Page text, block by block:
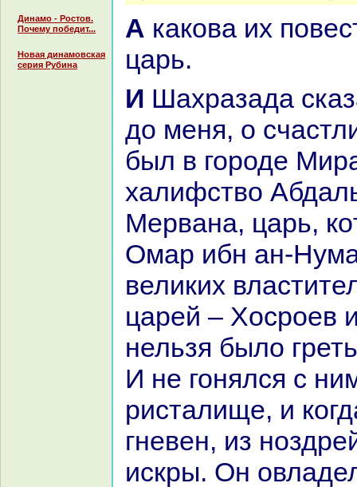
Динамо - Ростов.
Почему победит...
Новая динамовская
серия Рубина
А какoва их повесть?» – спросил
царь.
И Шахpaзада сказала: «Дошло
до меня, о
был в городе
халифство
Мерванa, царь,
Омар ибн ан-
великих
царей – Хосроев
нельзя было
И не гонялся с
ристалище, и
гневен, из
искры. Он